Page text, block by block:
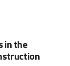
in the